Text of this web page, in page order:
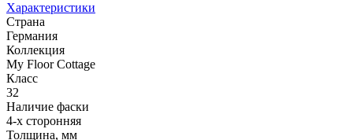
Характеристики
Страна
Германия
Коллекция
My Floor Cottage
Класс
32
Наличие фаски
4-х сторонняя
Толщина, мм